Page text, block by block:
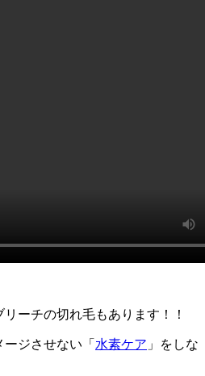
ーチの切れ毛もあります！！
ジさせない「 水素ケア 」をしな